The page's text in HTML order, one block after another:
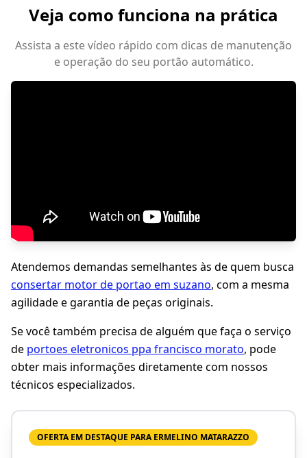
Veja como funciona na prática
Assista a este vídeo rápido com dicas de manutenção
e operação do seu portão automático.
Atendemos demandas semelhantes às de quem busca
consertar motor de portao em suzano, com a mesma
agilidade e garantia de peças originais.
Se você também precisa de alguém que faça o serviço
de portoes eletronicos ppa francisco morato, pode
obter mais informações diretamente com nossos
técnicos especializados.
OFERTA EM DESTAQUE PARA ERMELINO MATARAZZO